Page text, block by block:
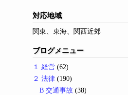
対応地域
関東、東海、関西近郊
ブログメニュー
１ 経営 (62)
２ 法律 (190)
B 交通事故 (38)